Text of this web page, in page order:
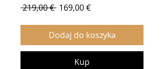
219,00 € Regularna
169,00 €Cena
Dodaj do koszyka
Kup